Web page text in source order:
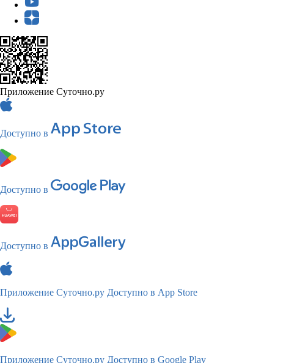
Приложение Суточно.ру
Доступно в
Доступно в
Доступно в
Приложение Суточно.ру Доступно в App Store
Приложение Суточно.ру Доступно в Google Play